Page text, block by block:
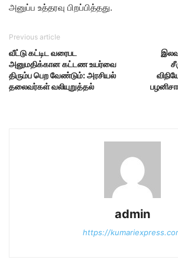
அனுப்ப உத்தரவு பிறப்பித்தது.
Previous article
வீட்டு கட்டிட வரைபட
அனுமதிக்கான கட்டண உயர்வை
திரும்ப பெற வேண்டும்: அரசியல்
தலைவர்கள் வலியுறுத்தல்
admin
https://